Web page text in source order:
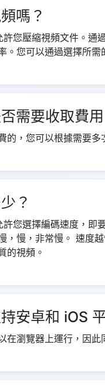
嗎？
您壓縮視頻文件。通
。您可以通過選擇所需
需要收取費用
的，您可以根據需要
？
您選擇編碼速度，即
，慢，非常慢。 速度
的視頻。
安卓和 iOS
在瀏覽器上運行，因